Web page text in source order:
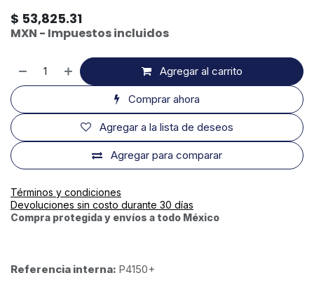
$ 53,825.31
MXN - Impuestos incluidos
Agregar al carrito
Comprar ahora
Agregar para comparar
Agregar a la lista de deseos
Términos y condiciones
Devoluciones sin costo durante 30 días
Compra protegida y envíos a todo México
Referencia interna: P4150+